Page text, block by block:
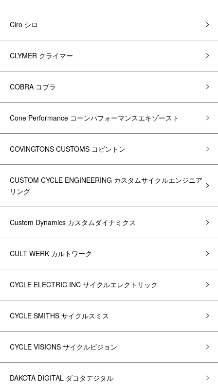
Ciro シロ
CLYMER クライマー
COBRA コブラ
Cone Performance コーンパフォーマンスエキゾースト
COVINGTONS CUSTOMS コビントン
CUSTOM CYCLE ENGINEERING カスタムサイクルエンジニア
リング
Custom Dynamics カスタムダイナミクス
CULT WERK カルトワーク
CYCLE ELECTRIC INC サイクルエレクトリック
CYCLE SMITHS サイクルスミス
CYCLE VISIONS サイクルビジョン
DAKOTA DIGITAL ダコタデジタル